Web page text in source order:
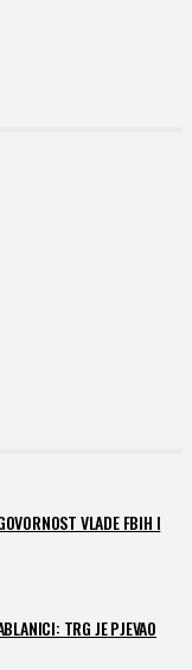
VLADE FBIH I
TRG JE PJEVAO